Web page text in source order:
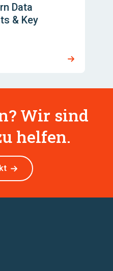
Data
& Key
Wir sind
helfen.